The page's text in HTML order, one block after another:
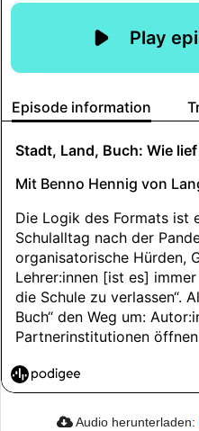
Audio herunterladen: